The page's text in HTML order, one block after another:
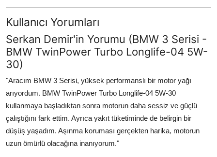
Kullanıcı Yorumları
Serkan Demir'in Yorumu (BMW 3 Serisi -
BMW TwinPower Turbo Longlife-04 5W-
30)
"Aracım BMW 3 Serisi, yüksek performanslı bir motor yağı
arıyordum. BMW TwinPower Turbo Longlife-04 5W-30
kullanmaya başladıktan sonra motorun daha sessiz ve güçlü
çalıştığını fark ettim. Ayrıca yakıt tüketiminde de belirgin bir
düşüş yaşadım. Aşınma koruması gerçekten harika, motorun
uzun ömürlü olacağına inanıyorum."